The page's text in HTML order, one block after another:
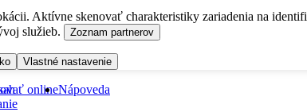
Aktívne skenovať charakteristiky zariadenia na
služieb.
Zoznam partnerov
Vlastné nastavenie
onlineNápoveda